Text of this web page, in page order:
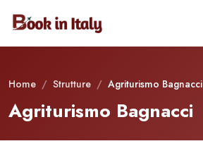
Home / Strutture / Agriturismo Bagnacci
Agriturismo Bagnacci